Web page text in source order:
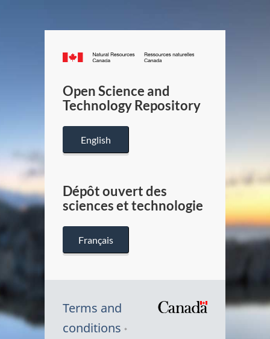
Canada.ca
/
Canada
Open Science and
Technology Repository
English
Dépôt ouvert des
sciences et technologie
Français
Terms and
conditions